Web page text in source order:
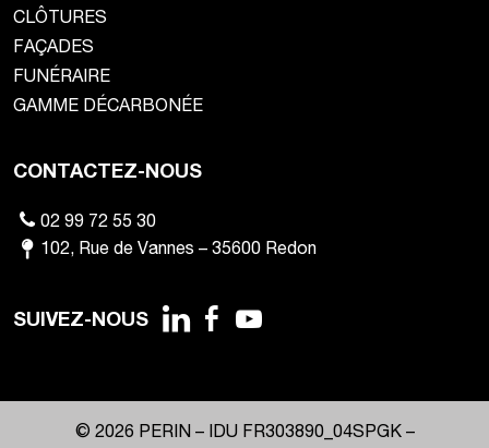
CLÔTURES
FAÇADES
FUNÉRAIRE
GAMME DÉCARBONÉE
CONTACTEZ-NOUS
02 99 72 55 30
102, Rue de Vannes –35600 Redon
SUIVEZ-NOUS
© 2026 PERIN – IDU FR303890_04SPGK–